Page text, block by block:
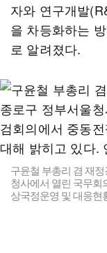
자와 연구개발
을 차등화하는
로 알려졌다.
구윤철 부총리 겸 재
청사에서 열린 국무회
상국정운영 및 대응현